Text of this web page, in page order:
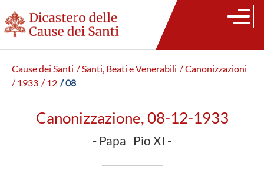
Cause dei Santi / Santi, Beati e Venerabili / Canonizzazioni
/ 1933 / 12 / 08
Canonizzazione, 08-12-1933
- Papa Pio XI -